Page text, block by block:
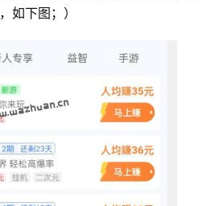
，如下图；）